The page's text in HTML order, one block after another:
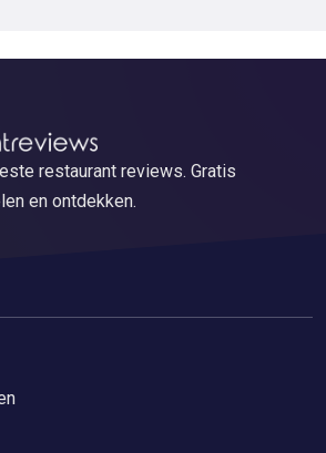
restaurant reviews. Gratis
en ontdekken.